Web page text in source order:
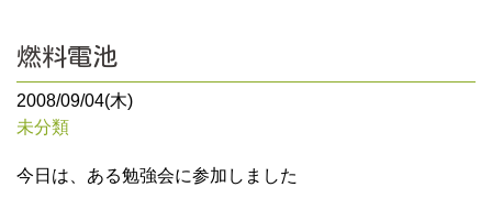
燃料電池
2008/09/04(木)
未分類
今日は、ある勉強会に参加しました